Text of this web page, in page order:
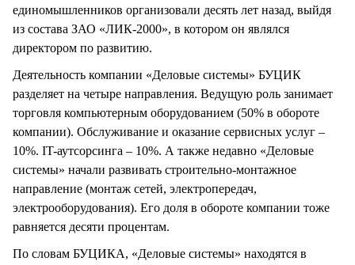
единомышленников организовали десять лет назад, выйдя
из состава ЗАО «ЛИК-2000», в котором он являлся
директором по развитию.
Деятельность компании «Деловые системы» БУЦИК
разделяет на четыре направления. Ведущую роль занимает
торговля компьютерным оборудованием (50% в обороте
компании). Обслуживание и оказание сервисных услуг –
10%. IT-аутсорсинга – 10%. А также недавно «Деловые
системы» начали развивать строительно-монтажное
направление (монтаж сетей, электропередач,
электрооборудования). Его доля в обороте компании тоже
равняется десяти процентам.
По словам БУЦИКА, «Деловые системы» находятся в